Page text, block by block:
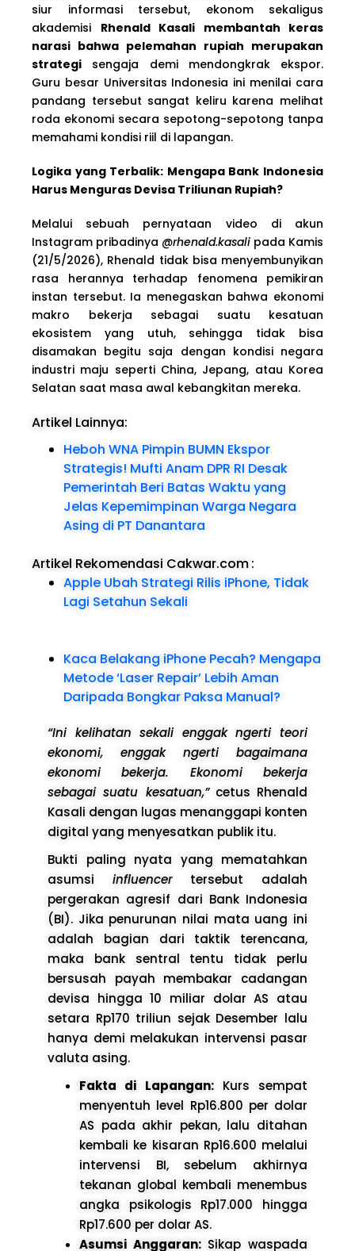
siur informasi tersebut, ekonom sekaligus
akademisi Rhenald Kasali membantah keras
narasi bahwa pelemahan rupiah merupakan
strategi sengaja demi mendongkrak ekspor.
Guru besar Universitas Indonesia ini menilai cara
pandang tersebut sangat keliru karena melihat
roda ekonomi secara sepotong-sepotong tanpa
memahami kondisi riil di lapangan.
Logika yang Terbalik: Mengapa Bank Indonesia
Harus Menguras Devisa Triliunan Rupiah?
Melalui sebuah pernyataan video di akun
Instagram pribadinya @rhenald.kasali pada Kamis
(21/5/2026), Rhenald tidak bisa menyembunyikan
rasa herannya terhadap fenomena pemikiran
instan tersebut. Ia menegaskan bahwa ekonomi
makro bekerja sebagai suatu kesatuan
ekosistem yang utuh, sehingga tidak bisa
disamakan begitu saja dengan kondisi negara
industri maju seperti China, Jepang, atau Korea
Selatan saat masa awal kebangkitan mereka.
Artikel Lainnya:
Heboh WNA Pimpin BUMN Ekspor
Strategis! Mufti Anam DPR RI Desak
Pemerintah Beri Batas Waktu yang
Jelas Kepemimpinan Warga Negara
Asing di PT Danantara
Artikel Rekomendasi Cakwar.com:
Apple Ubah Strategi Rilis iPhone, Tidak
Lagi Setahun Sekali
Kaca Belakang iPhone Pecah? Mengapa
Metode ‘Laser Repair’ Lebih Aman
Daripada Bongkar Paksa Manual?
“Ini kelihatan sekali enggak ngerti teori
ekonomi, enggak ngerti bagaimana
ekonomi bekerja. Ekonomi bekerja
sebagai suatu kesatuan,”cetus Rhenald
Kasali dengan lugas menanggapi konten
digital yang menyesatkan publik itu.
Bukti paling nyata yang mematahkan
asumsi influencertersebut adalah
pergerakan agresif dari Bank Indonesia
(BI). Jika penurunan nilai mata uang ini
adalah bagian dari taktik terencana,
maka bank sentral tentu tidak perlu
bersusah payah membakar cadangan
devisa hingga 10 miliar dolar AS atau
setara Rp170 triliun sejak Desember lalu
hanya demi melakukan intervensi pasar
valuta asing.
Fakta di Lapangan:Kurs sempat
menyentuh level Rp16.800 per dolar
AS pada akhir pekan, lalu ditahan
kembali ke kisaran Rp16.600 melalui
intervensi BI, sebelum akhirnya
tekanan global kembali menembus
angka psikologis Rp17.000 hingga
Rp17.600 per dolar AS.
Asumsi Anggaran:Sikap waspada